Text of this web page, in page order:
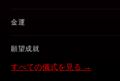
金運
願望成就
すべての儀式を見る →